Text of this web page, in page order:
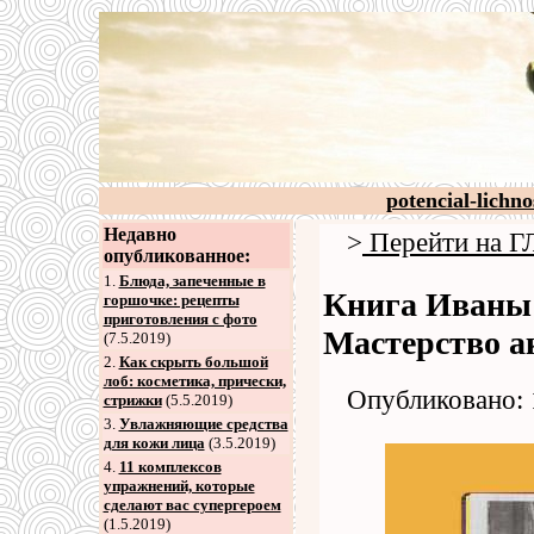
potencial-
Недавно
опубликованное:
1. Блюда, запеченные в
горшочке: рецепты
приготовления с фото
(7.5.2019)
2. Как скрыть большой
лоб: косметика, прически,
стрижки(5.5.2019)
3. Увлажняющие средства
для кожи лица(3.5.2019)
4. 11 комплексов
упражнений, которые
сделают вас супергероем
(1.5.2019)
> Перейти на
Книга Иваны
Мастерство
Опубликовано: